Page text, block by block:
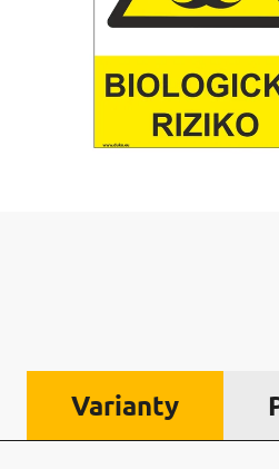
Varianty